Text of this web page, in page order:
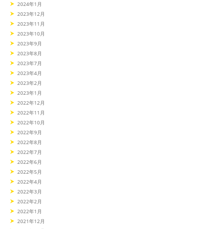
2024年1月
2023年12月
2023年11月
2023年10月
2023年9月
2023年8月
2023年7月
2023年4月
2023年2月
2023年1月
2022年12月
2022年11月
2022年10月
2022年9月
2022年8月
2022年7月
2022年6月
2022年5月
2022年4月
2022年3月
2022年2月
2022年1月
2021年12月